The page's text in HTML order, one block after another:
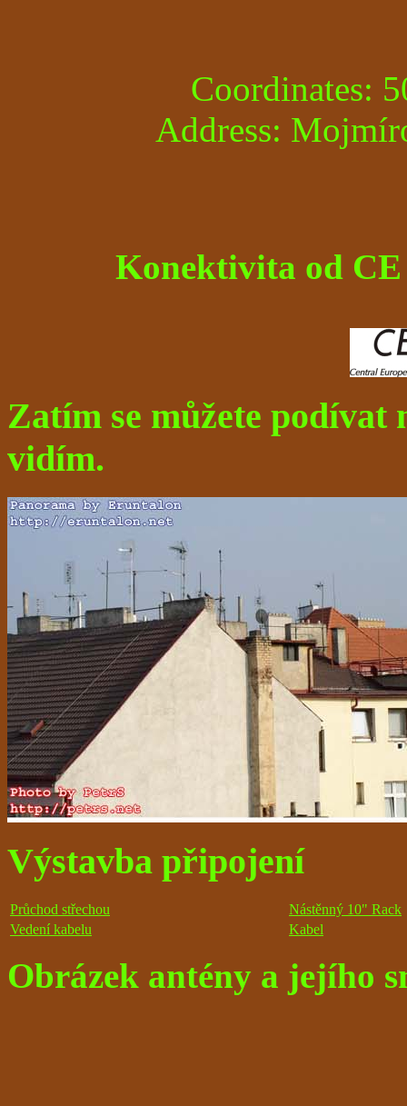
Coordinates:
Address:
Konektivita od
Zatím se můžete
vidím.
Výstavba připojení
Průchod střechou
Nástěnný 10" Rack
Vedení kabelu
Kabel
Obrázek antény a jejího